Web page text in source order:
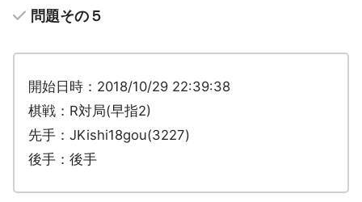
問題その５
開始日時：2018/10/29 22:39:38
棋戦：R対局(早指2)
先手：JKishi18gou(3227)
後手：後手